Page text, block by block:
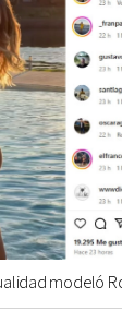
modeló